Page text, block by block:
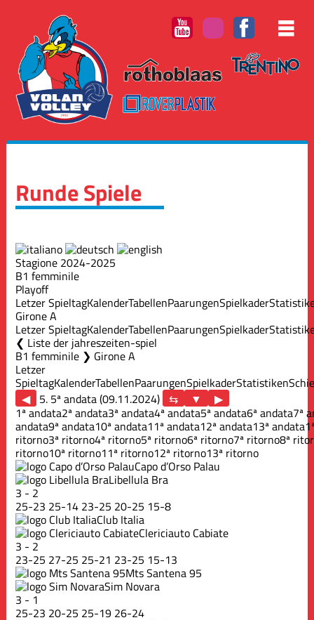
Runde Spiele
Stagione 2024-2025
B1 femminile
Playoff
Letzer SpieltagKalenderTabellenPaarungenSpielkader
Girone A
Letzer SpieltagKalenderTabellenPaarungenSpielkader
Liste der jahreszeiten-spiel
B1 femminile ❯ Girone A
Letzer
SpieltagKalenderTabellenPaarungenSpielkaderStatistiken
◀ 5. 5ª andata (09.11.2024)
▶
1ª andata2ª andata3ª andata4ª andata5ª andata6ª andata7ª
andata9ª andata10ª andata11ª andata12ª andata13ª andata
ritorno3ª ritorno4ª ritorno5ª ritorno6ª ritorno7ª ritorno8ª
ritorno10ª ritorno11ª ritorno12ª ritorno13ª ritorno
Capo d’Orso Palau
Libellula Bra
3 - 2
25-23 25-14 23-25 20-25 15-8
Club Italia
Clericiauto Cabiate
3 - 2
23-25 27-25 25-21 23-25 15-13
Mts Santena 95
Sim Novara
3 - 1
25-23 20-25 25-19 26-24